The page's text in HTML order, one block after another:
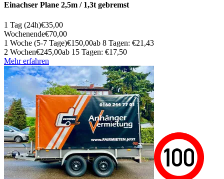
Einachser Plane 2,5m / 1,3t gebremst
1 Tag (24h)€35,00
Wochenende€70,00
1 Woche (5-7 Tage)€150,00ab 8 Tagen: €21,43
2 Wochen€245,00ab 15 Tagen: €17,50
Mehr erfahren